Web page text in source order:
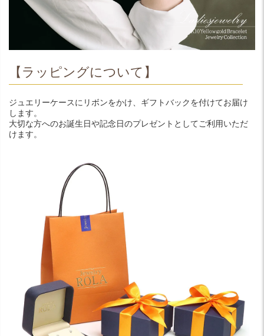
【ラッピングについて】
ジュエリーケースにリボンをかけ、ギフトバックを付けてお届け
します。
大切な方へのお誕生日や記念日のプレゼントとしてご利用いただ
けます。